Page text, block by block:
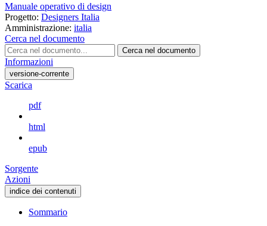
Manuale operativo di design
Progetto: Designers Italia
Amministrazione: italia
Cerca nel documento
Cerca nel documento
Informazioni
versione-corrente
Scarica
pdf
html
epub
Sorgente
Azioni
indice dei contenuti
Sommario